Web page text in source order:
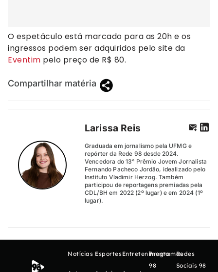
O espetáculo está marcado para as 20h e os
ingressos podem ser adquiridos pelo site da
Eventim pelo preço de R$ 80.
Compartilhar matéria
Larissa Reis
Graduada em jornalismo pela UFMG e
repórter da Rede 98 desde 2024.
Vencedora do 13° Prêmio Jovem Jornalista
Fernando Pacheco Jordão, idealizado pelo
Instituto Vladimir Herzog. Também
participou de reportagens premiadas pela
CDL/BH em 2022 (2º lugar) e em 2024 (1º
lugar).
Notícias EsportesEntretenimento
Programas
98
Redes
Sociais 98